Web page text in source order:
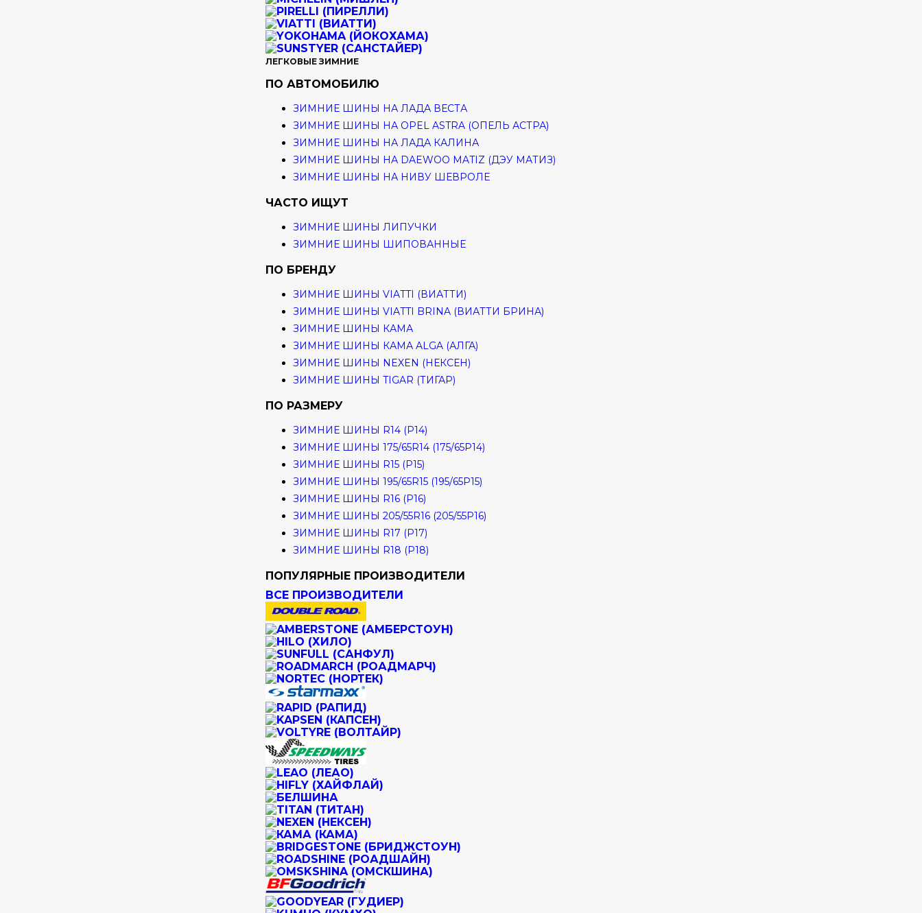
ЛЕГКОВЫЕ ЗИМНИЕ
ПО АВТОМОБИЛЮ
ЗИМНИЕ ШИНЫ НА ЛАДА ВЕСТА
ЗИМНИЕ ШИНЫ НА OPEL ASTRA (ОПЕЛЬ АСТРА)
ЗИМНИЕ ШИНЫ НА ЛАДА КАЛИНА
ЗИМНИЕ ШИНЫ НА DAEWOO MATIZ (ДЭУ МАТИЗ)
ЗИМНИЕ ШИНЫ НА НИВУ ШЕВРОЛЕ
ЧАСТО ИЩУТ
ЗИМНИЕ ШИНЫ ЛИПУЧКИ
ЗИМНИЕ ШИНЫ ШИПОВАННЫЕ
ПО БРЕНДУ
ЗИМНИЕ ШИНЫ VIATTI (ВИАТТИ)
ЗИМНИЕ ШИНЫ VIATTI BRINA (ВИАТТИ БРИНА)
ЗИМНИЕ ШИНЫ КАМА
ЗИМНИЕ ШИНЫ КАМА ALGA (АЛГА)
ЗИМНИЕ ШИНЫ NEXEN (НЕКСЕН)
ЗИМНИЕ ШИНЫ TIGAR (ТИГАР)
ПО РАЗМЕРУ
ЗИМНИЕ ШИНЫ R14 (Р14)
ЗИМНИЕ ШИНЫ 175/65R14 (175/65Р14)
ЗИМНИЕ ШИНЫ R15 (Р15)
ЗИМНИЕ ШИНЫ 195/65R15 (195/65Р15)
ЗИМНИЕ ШИНЫ R16 (Р16)
ЗИМНИЕ ШИНЫ 205/55R16 (205/55Р16)
ЗИМНИЕ ШИНЫ R17 (Р17)
ЗИМНИЕ ШИНЫ R18 (Р18)
ПОПУЛЯРНЫЕ ПРОИЗВОДИТЕЛИ
ВСЕ ПРОИЗВОДИТЕЛИ